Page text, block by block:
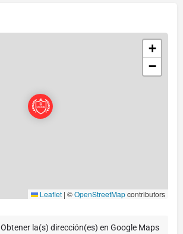
+
−
Leaflet | ©OpenStreetMapcontributors
Obtener la(s) dirección(es) en Google Maps